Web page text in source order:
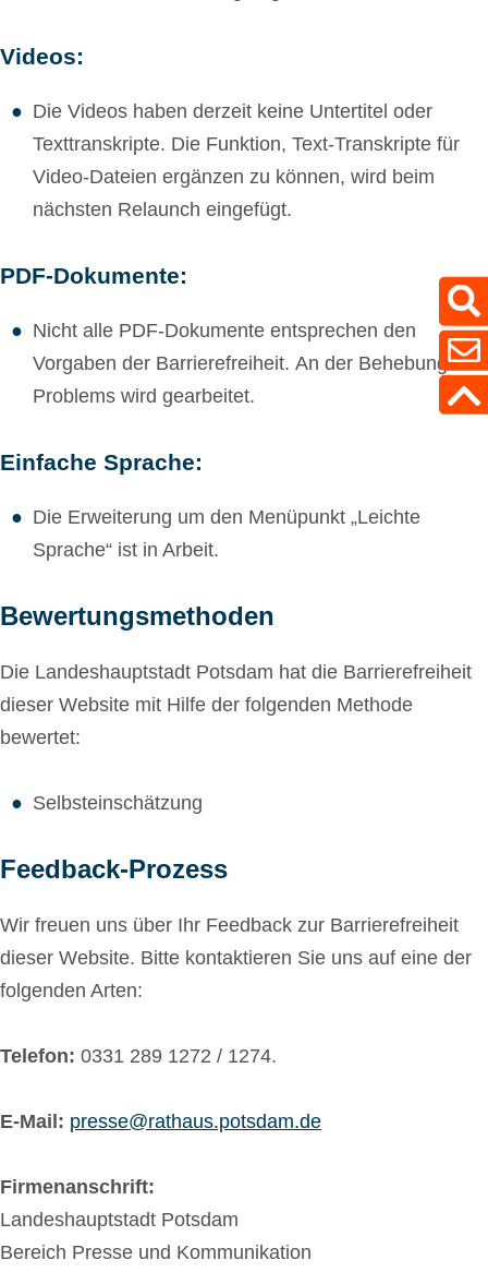
Videos:
Die Videos haben derzeit keine Untertitel oder
Texttranskripte. Die Funktion, Text-Transkripte für
Video-Dateien ergänzen zu können, wird beim
nächsten Relaunch eingefügt.
PDF-Dokumente:
Nicht alle PDF-Dokumente entsprechen den
Vorgaben der Barrierefreiheit. An der Behebung des
Problems wird gearbeitet.
Einfache Sprache:
Die Erweiterung um den Menüpunkt „Leichte
Sprache“ ist in Arbeit.
Bewertungsmethoden
Die Landeshauptstadt Potsdam hat die Barrierefreiheit
dieser Website mit Hilfe der folgenden Methode
bewertet:
Selbsteinschätzung
Feedback-Prozess
Wir freuen uns über Ihr Feedback zur Barrierefreiheit
dieser Website. Bitte kontaktieren Sie uns auf eine der
folgenden Arten:
Telefon: 0331 289 1272 / 1274.
E-Mail: presse@rathaus.potsdam.de
Firmenanschrift:
Landeshauptstadt Potsdam
Bereich Presse und Kommunikation